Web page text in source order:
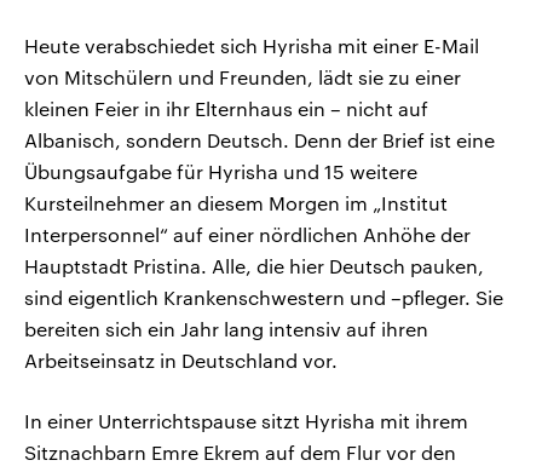
Heute verabschiedet sich Hyrisha mit einer E-Mail
von Mitschülern und Freunden, lädt sie zu einer
kleinen Feier in ihr Elternhaus ein – nicht auf
Albanisch, sondern Deutsch. Denn der Brief ist eine
Übungsaufgabe für Hyrisha und 15 weitere
Kursteilnehmer an diesem Morgen im „Institut
Interpersonnel“ auf einer nördlichen Anhöhe der
Hauptstadt Pristina. Alle, die hier Deutsch pauken,
sind eigentlich Krankenschwestern und –pfleger. Sie
bereiten sich ein Jahr lang intensiv auf ihren
Arbeitseinsatz in Deutschland vor.
In einer Unterrichtspause sitzt Hyrisha mit ihrem
Sitznachbarn Emre Ekrem auf dem Flur vor den